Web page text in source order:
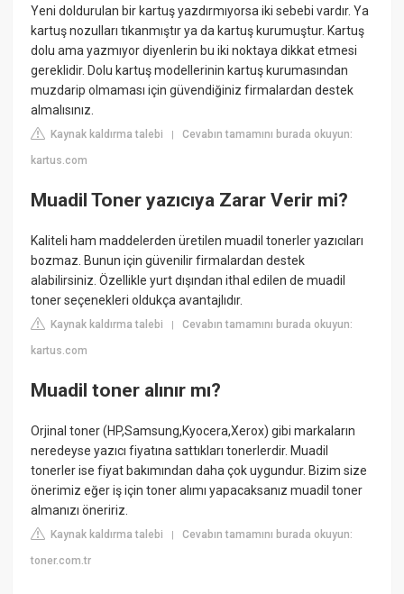
Yeni doldurulan bir kartuş yazdırmıyorsa iki sebebi vardır. Ya
kartuş nozulları tıkanmıştır ya da kartuş kurumuştur. Kartuş
dolu ama yazmıyor diyenlerin bu iki noktaya dikkat etmesi
gereklidir. Dolu kartuş modellerinin kartuş kurumasından
muzdarip olmaması için güvendiğiniz firmalardan destek
almalısınız.
Kaynak kaldırma talebi |Cevabın tamamını burada okuyun:
kartus.com
Muadil Toner yazıcıya Zarar Verir mi?
Kaliteli ham maddelerden üretilen muadil tonerler yazıcıları
bozmaz. Bunun için güvenilir firmalardan destek
alabilirsiniz. Özellikle yurt dışından ithal edilen de muadil
toner seçenekleri oldukça avantajlıdır.
Kaynak kaldırma talebi |Cevabın tamamını burada okuyun:
kartus.com
Muadil toner alınır mı?
Orjinal toner (HP,Samsung,Kyocera,Xerox) gibi markaların
neredeyse yazıcı fiyatına sattıkları tonerlerdir. Muadil
tonerler ise fiyat bakımından daha çok uygundur. Bizim size
önerimiz eğer iş için toner alımı yapacaksanız muadil toner
almanızı öneririz.
Kaynak kaldırma talebi |Cevabın tamamını burada okuyun:
toner.com.tr